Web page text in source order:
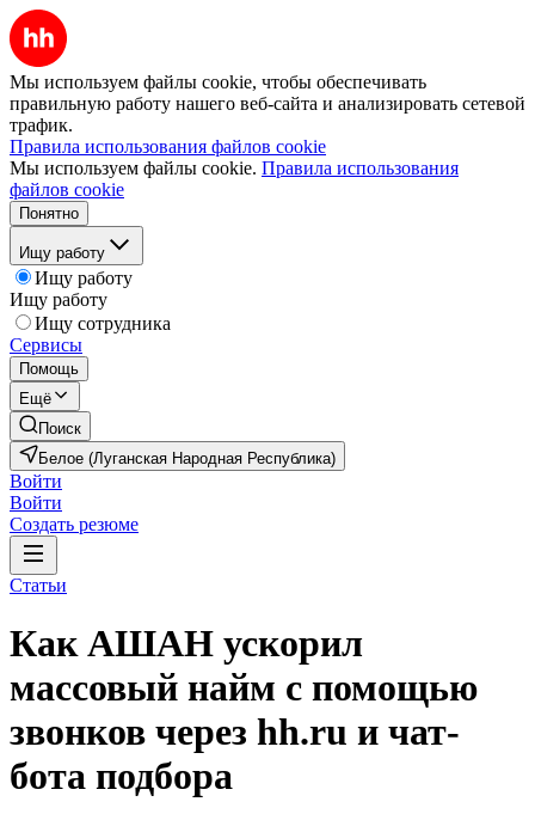
Мы используем файлы cookie, чтобы обеспечивать
правильную работу нашего веб-сайта и анализировать сетевой
трафик.
Правила использования файлов cookie
Мы используем файлы cookie. Правила использования
файлов cookie
Понятно
Ищу работу
Ищу работу
Ищу работу
Ищу сотрудника
Сервисы
Помощь
Ещё
Поиск
Белое (Луганская Народная Республика)
Войти
Войти
Создать резюме
Статьи
Как АШАН ускорил
массовый найм с помощью
звонков через hh.ru и чат-
бота подбора